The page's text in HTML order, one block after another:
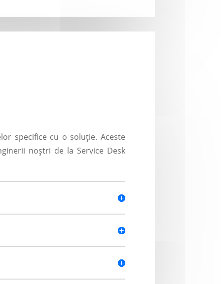
specifice cu o soluție. Aceste
noștri de la Service Desk